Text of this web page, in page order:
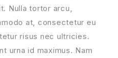
Nulla tortor arcu,
at, consectetur eu
risus nec ultricies.
urna id maximus. Nam